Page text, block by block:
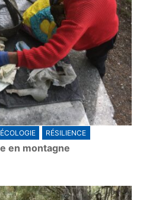
ÉCOLOGIE RÉSILIENCE
en montagne